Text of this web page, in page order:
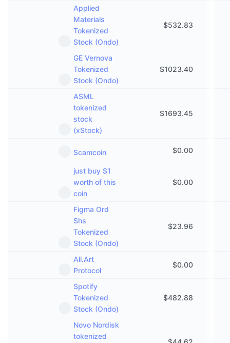
Applied
Materials
Tokenized
Stock (Ondo)
$532.83
GE Vernova
Tokenized
Stock (Ondo)
$1023.40
ASML
tokenized
stock
(xStock)
$1693.45
Scamcoin $0.00
just buy $1
worth of this
coin
$0.00
Figma Ord
Shs
Tokenized
Stock (Ondo)
$23.96
All.Art
Protocol
$0.00
Spotify
Tokenized
Stock (Ondo)
$482.88
Novo Nordisk
tokenized